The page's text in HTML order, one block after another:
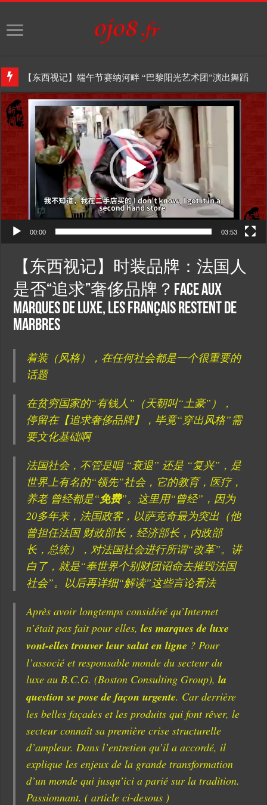
【东西视记】端午节赛纳河畔 “巴黎阳光艺术团”演出舞蹈
Video
Player
00:00 03:53
【东西视记】时装品牌：法国人
是否“追求”奢侈品牌？Face aux
marques de luxe, les français restent de
marbres
着装（风格），在任何社会都是一个很重要的
话题
在贫穷国家的“有钱人”（天朝叫“土豪”），
停留在【追求奢侈品牌】，毕竟“穿出风格”需
要文化基础啊
法国社会，不管是唱 “衰退” 还是 “复兴”，是
世界上有名的“领先”社会，它的教育，医疗，
养老 曾经都是“免费”。这里用“曾经”，因为
20多年来，法国政客，以萨克奇最为突出（他
曾担任法国 财政部长，经济部长，内政部
长，总统），对法国社会进行所谓“改革”。讲
白了，就是“奉世界个别财团诏命去摧毁法国
社会”。以后再详细“解读”这些言论看法
Après avoir longtemps considéré qu’Internet
n’était pas fait pour elles,les marques de luxe
vont-elles trouver leur salut en ligne ? Pour
l’associé et responsable monde du secteur du
luxe au B.C.G. (Boston Consulting Group),la
question se pose de façon urgente. Car derrière
les belles façades et les produits qui font rêver, le
secteur connaît sa première crise structurelle
d’ampleur. Dans l’entretien qu’il a accordé, il
explique les enjeux de la grande transformation
d’un monde qui jusqu’ici a parié sur la tradition.
Passionnant. ( article ci-desous )